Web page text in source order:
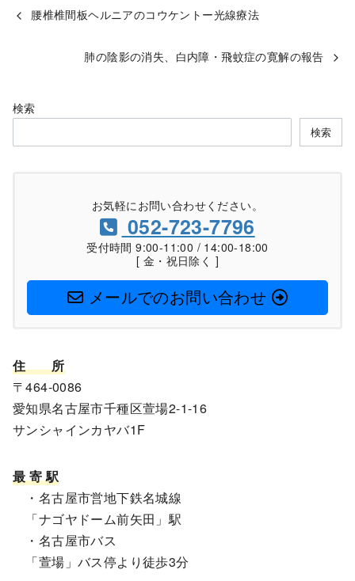
腰椎椎間板ヘルニアのコウケントー光線療法
肺の陰影の消失、白内障・飛蚊症の寛解の報告
検索
検索
お気軽にお問い合わせください。
052-723-7796
受付時間 9:00-11:00 / 14:00-18:00
[ 金・祝日除く ]
メールでのお問い合わせ
住
所
〒464-0086
愛知県名古屋市千種区萱場2-1-16
サンシャインカヤバ1F
最 寄 駅
・名古屋市営地下鉄名城線
「ナゴヤドーム前矢田」駅
・名古屋市バス
「萱場」バス停より徒歩3分